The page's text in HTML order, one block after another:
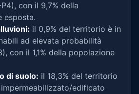
con il 9,7% della
esposta.
il 0,9% del territorio è in
ad elevata probabilità
con il 1,1% della popolazione
di suolo: il 18,3% del territorio
edificato